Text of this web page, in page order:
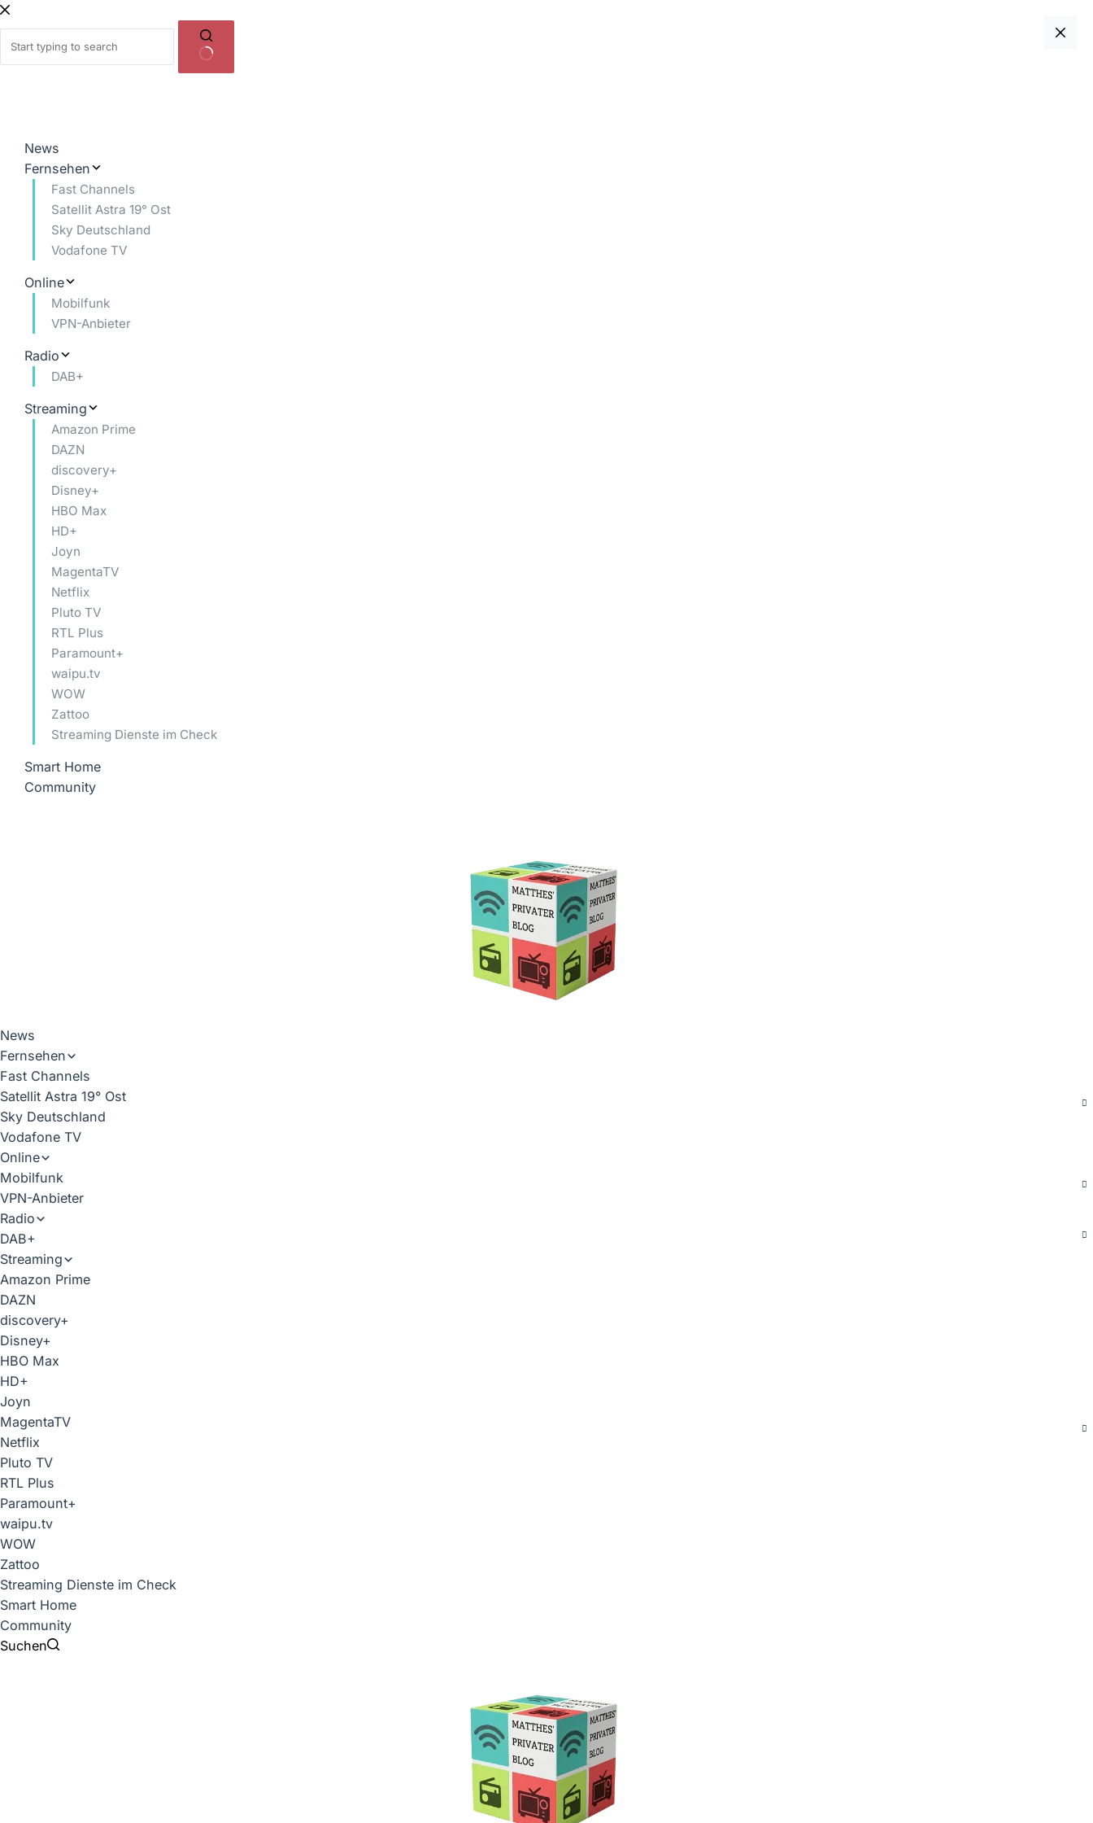
Zum
Inhalt
springen
News
Fernsehen
Fast Channels
Satellit Astra 19° Ost
Sky Deutschland
Vodafone TV
Online
Mobilfunk
VPN-Anbieter
Radio
DAB+
Streaming
Amazon Prime
DAZN
discovery+
Disney+
HBO Max
HD+
Joyn
MagentaTV
Netflix
Pluto TV
RTL Plus
Paramount+
waipu.tv
WOW
Zattoo
Streaming Dienste im Check
Smart Home
Community
News
Fernsehen
Fast Channels
Satellit Astra 19° Ost
Sky Deutschland
Vodafone TV
Online
Mobilfunk
VPN-Anbieter
Radio
DAB+
Streaming
Amazon Prime
DAZN
discovery+
Disney+
HBO Max
HD+
Joyn
MagentaTV
Netflix
Pluto TV
RTL Plus
Paramount+
waipu.tv
WOW
Zattoo
Streaming Dienste im Check
Smart Home
Community
Suchen